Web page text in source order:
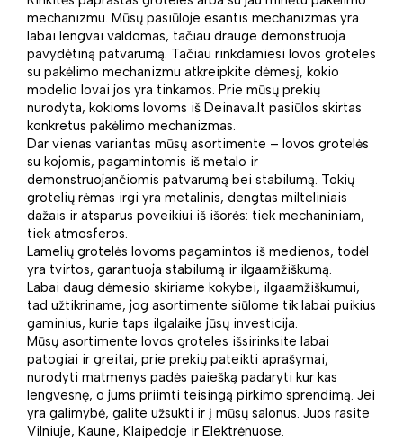
mechanizmu. Mūsų pasiūloje esantis mechanizmas yra
labai lengvai valdomas, tačiau drauge demonstruoja
pavydėtiną patvarumą. Tačiau rinkdamiesi lovos groteles
su pakėlimo mechanizmu atkreipkite dėmesį, kokio
modelio lovai jos yra tinkamos. Prie mūsų prekių
nurodyta, kokioms lovoms iš Deinava.lt pasiūlos skirtas
konkretus pakėlimo mechanizmas.
Dar vienas variantas mūsų asortimente – lovos grotelės
su kojomis, pagamintomis iš metalo ir
demonstruojančiomis patvarumą bei stabilumą. Tokių
grotelių rėmas irgi yra metalinis, dengtas milteliniais
dažais ir atsparus poveikiui iš išorės: tiek mechaniniam,
tiek atmosferos.
Lamelių grotelės lovoms pagamintos iš medienos, todėl
yra tvirtos, garantuoja stabilumą ir ilgaamžiškumą.
Labai daug dėmesio skiriame kokybei, ilgaamžiškumui,
tad užtikriname, jog asortimente siūlome tik labai puikius
gaminius, kurie taps ilgalaike jūsų investicija.
Mūsų asortimente lovos groteles išsirinksite labai
patogiai ir greitai, prie prekių pateikti aprašymai,
nurodyti matmenys padės paiešką padaryti kur kas
lengvesnę, o jums priimti teisingą pirkimo sprendimą. Jei
yra galimybė, galite užsukti ir į mūsų salonus. Juos rasite
Vilniuje, Kaune, Klaipėdoje ir Elektrėnuose.